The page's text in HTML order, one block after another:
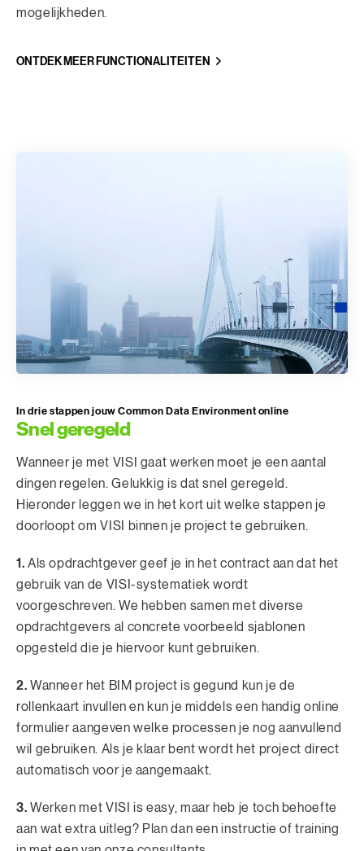
mogelijkheden.
ONTDEK MEER FUNCTIONALITEITEN
In drie stappen jouw Common Data Environment online
Snel geregeld
Wanneer je met VISI gaat werken moet je een aantal
dingen regelen. Gelukkig is dat snel geregeld.
Hieronder leggen we in het kort uit welke stappen je
doorloopt om VISI binnen je project te gebruiken.
1. Als opdrachtgever geef je in het contract aan dat het
gebruik van de VISI-systematiek wordt
voorgeschreven. We hebben samen met diverse
opdrachtgevers al concrete voorbeeld sjablonen
opgesteld die je hiervoor kunt gebruiken.
2. Wanneer het BIM project is gegund kun je de
rollenkaart invullen en kun je middels een handig online
formulier aangeven welke processen je nog aanvullend
wil gebruiken. Als je klaar bent wordt het project direct
automatisch voor je aangemaakt.
3. Werken met VISI is easy, maar heb je toch behoefte
aan wat extra uitleg? Plan dan een instructie of training